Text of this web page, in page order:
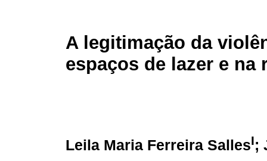
A legitimação da
espaços de lazer e na
Leila Maria Ferreira SallesI;